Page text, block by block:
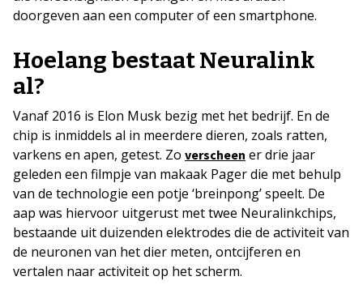
doorgeven aan een computer of een smartphone.
Hoelang bestaat Neuralink
al?
Vanaf 2016 is Elon Musk bezig met het bedrijf. En de
chip is inmiddels al in meerdere dieren, zoals ratten,
varkens en apen, getest. Zo verscheen er drie jaar
geleden een filmpje van makaak Pager die met behulp
van de technologie een potje ‘breinpong’ speelt. De
aap was hiervoor uitgerust met twee Neuralinkchips,
bestaande uit duizenden elektrodes die de activiteit van
de neuronen van het dier meten, ontcijferen en
vertalen naar activiteit op het scherm.